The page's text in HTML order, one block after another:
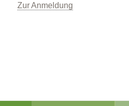
Zur Anmeldung